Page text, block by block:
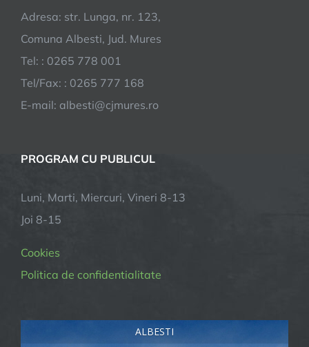
Adresa: str. Lunga, nr. 123,
Comuna Albesti, Jud. Mures
Tel: : 0265 778 001
Tel/Fax: : 0265 777 168
E-mail: albesti@cjmures.ro
PROGRAM CU PUBLICUL
Luni, Marti, Miercuri, Vineri 8-13
Joi 8-15
Cookies
Politica de confidentialitate
ALBESTI